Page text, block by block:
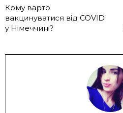
Кому варто
вакцинуватися від COVID
у Німеччині?